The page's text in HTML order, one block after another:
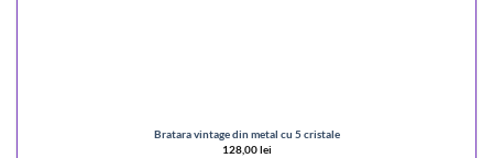
Bratara vintage din metal cu 5 cristale
128,00lei